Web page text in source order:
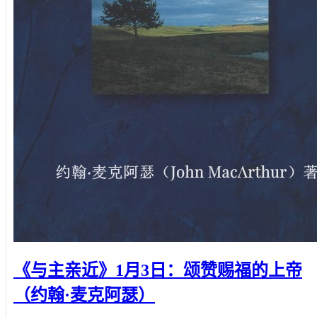
《与主亲近》1月3日：颂赞赐福的上帝
（约翰·麦克阿瑟）